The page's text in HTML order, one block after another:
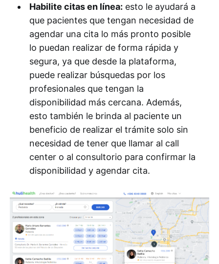
Habilite citas en línea: esto le ayudará a
que pacientes que tengan necesidad de
agendar una cita lo más pronto posible
lo puedan realizar de forma rápida y
segura, ya que desde la plataforma,
puede realizar búsquedas por los
profesionales que tengan la
disponibilidad más cercana. Además,
esto también le brinda al paciente un
beneficio de realizar el trámite solo sin
necesidad de tener que llamar al call
center o al consultorio para confirmar la
disponibilidad y agendar cita.